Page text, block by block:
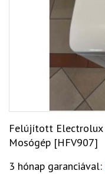
Felújított
Mosógép [HFV907]
3 hónap garanciával: